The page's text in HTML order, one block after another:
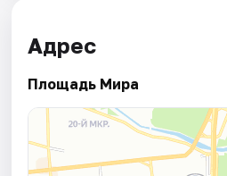
Адрес
Площадь Мира